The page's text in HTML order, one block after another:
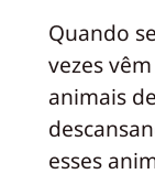
Quando
vezes
animais
esses